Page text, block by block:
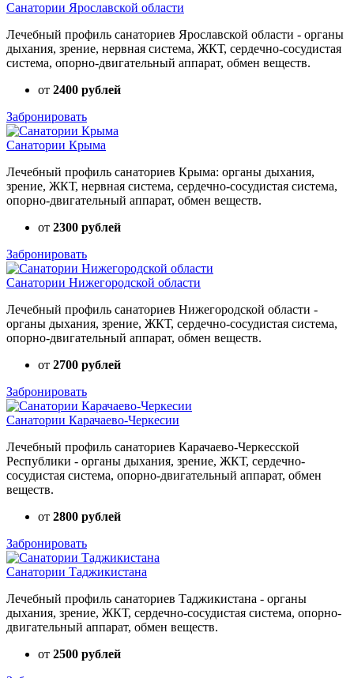
Санатории Ярославской области
Лечебный профиль санаториев Ярославской области - органы
дыхания, зрение, нервная система, ЖКТ, сердечно-сосудистая
система, опорно-двигательный аппарат, обмен веществ.
от 2400 рублей
Забронировать
Санатории Крыма
Лечебный профиль санаториев Крыма: органы дыхания,
зрение, ЖКТ, нервная система, сердечно-сосудистая система,
опорно-двигательный аппарат, обмен веществ.
от 2300 рублей
Забронировать
Санатории Нижегородской области
Лечебный профиль санаториев Нижегородской области -
органы дыхания, зрение, ЖКТ, сердечно-сосудистая система,
опорно-двигательный аппарат, обмен веществ.
от 2700 рублей
Забронировать
Санатории Карачаево-Черкесии
Лечебный профиль санаториев Карачаево-Черкесской
Республики - органы дыхания, зрение, ЖКТ, сердечно-
сосудистая система, опорно-двигательный аппарат, обмен
веществ.
от 2800 рублей
Забронировать
Санатории Таджикистана
Лечебный профиль санаториев Таджикистана - органы
дыхания, зрение, ЖКТ, сердечно-сосудистая система, опорно-
двигательный аппарат, обмен веществ.
от 2500 рублей